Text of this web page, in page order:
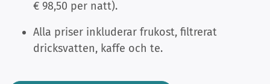
€ 98,50 per natt).
Alla priser inkluderar frukost, filtrerat
dricksvatten, kaffe och te.